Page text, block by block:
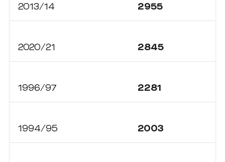
2013/14 2955
2020/21 2845
1996/97 2281
1994/95 2003